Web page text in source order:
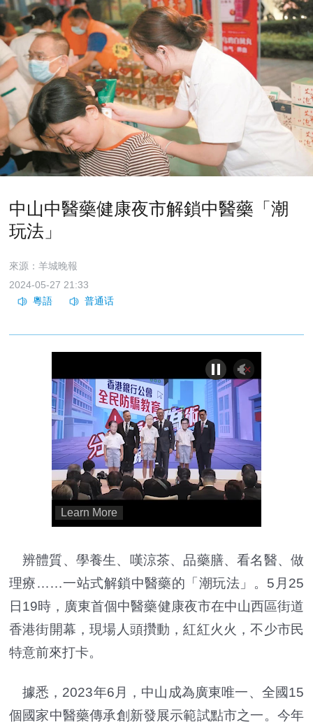
中山中醫藥健康夜市解鎖中醫藥「潮
玩法」
來源：羊城晚報
2024-05-27 21:33
辨體質、學養生、嘆涼茶、品藥膳、看名醫、做
理療……一站式解鎖中醫藥的「潮玩法」。5月25
日19時，廣東首個中醫藥健康夜市在中山西區街道
香港街開幕，現場人頭攢動，紅紅火火，不少市民
特意前來打卡。
據悉，2023年6月，中山成為廣東唯一、全國15
個國家中醫藥傳承創新發展示範試點市之一。今年